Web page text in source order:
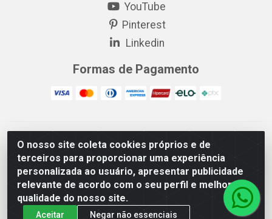
O nosso site coleta cookies próprios e de
terceiros para proporcionar uma experiência
personalizada ao usuário, apresentar publicidade
relevante de acordo com o seu perfil e melhorar a
qualidade do nosso site.
Aceitar Negar não essenciais
YouTube
Pinterest
Linkedin
Formas de Pagamento
EP Elétrica LTDA - 18.621.731/0005-43 - Itabaiana/SE - CEP:
49511-899
EP Elétrica LTDA - 48.594.570/0001-83 - Itabaiana/SE - CEP:
49511-899